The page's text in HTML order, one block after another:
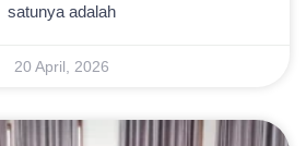
satunya adalah
20 April, 2026